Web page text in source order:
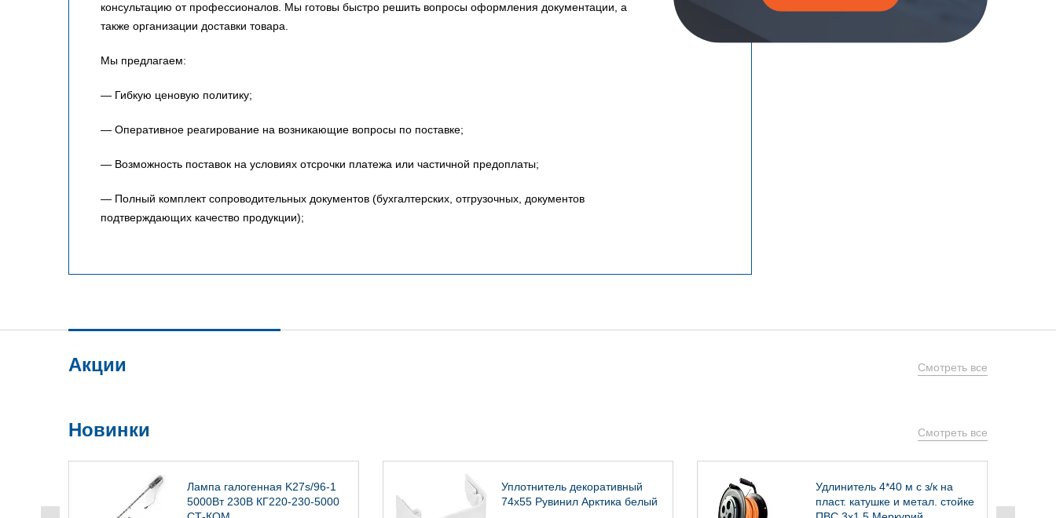
консультацию от профессионалов. Мы готовы быстро решить вопросы оформления документации, а
также организации доставки товара.
Мы предлагаем:
— Гибкую ценовую политику;
— Оперативное реагирование на возникающие вопросы по поставке;
— Возможность поставок на условиях отсрочки платежа или частичной предоплаты;
— Полный комплект сопроводительных документов (бухгалтерских, отгрузочных, документов
подтверждающих качество продукции);
Акции Смотреть все
Новинки Смотреть все
Лампа галогенная K27s/96-1
5000Вт 230В КГ220-230-5000
Уплотнитель декоративный
74х55 Рувинил Арктика белый
Удлинитель 4*40 м с з/к на
пласт. катушке и метал. стойке